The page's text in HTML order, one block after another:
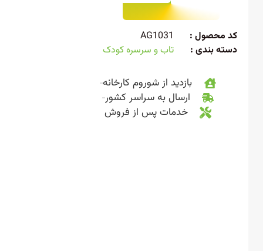
محصول :
AG1031
بندی :
تاب و سرسره کودک
بازدید از شوروم کارخانه
ارسال به سراسر کشور
خدمات پس از فروش